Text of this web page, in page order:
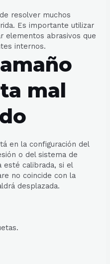
resolver muchos
Es importante utilizar
elementos abrasivos que
internos.
mal
en la configuración del
o del sistema de
esté calibrada, si el
no coincide con la
desplazada.